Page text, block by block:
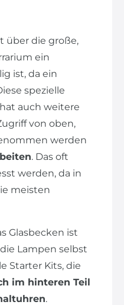
über die große,
ein
ist, da ein
spezielle
auch weitere
von oben,
werden
. Das oft
werden, da in
meisten
Glasbecken ist
Lampen selbst
Starter Kits, die
im hinteren Teil
.